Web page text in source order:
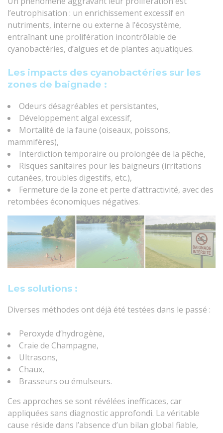
l’eutrophisation : un enrichissement excessif en
nutriments, interne ou externe à l’écosystème,
entraînant une prolifération incontrôlable de
cyanobactéries, d’algues et de plantes aquatiques.
Les impacts des cyanobactéries sur les
zones de baignade :
Odeurs désagréables et persistantes,
Développement algal excessif,
Mortalité de la faune (oiseaux, poissons,
mammifères),
Interdiction temporaire ou prolongée de la pêche,
Risques sanitaires pour les baigneurs (irritations
cutanées, troubles digestifs, etc.),
Fermeture de la zone et perte d’attractivité, avec des
retombées économiques négatives.
Les solutions :
Diverses méthodes ont déjà été testées dans le passé :
Peroxyde d’hydrogène,
Craie de Champagne,
Ultrasons,
Chaux,
Brasseurs ou émulseurs.
Ces approches se sont révélées inefficaces, car
appliquées sans diagnostic approfondi. La véritable
cause réside dans l’absence d’un bilan global fiable,